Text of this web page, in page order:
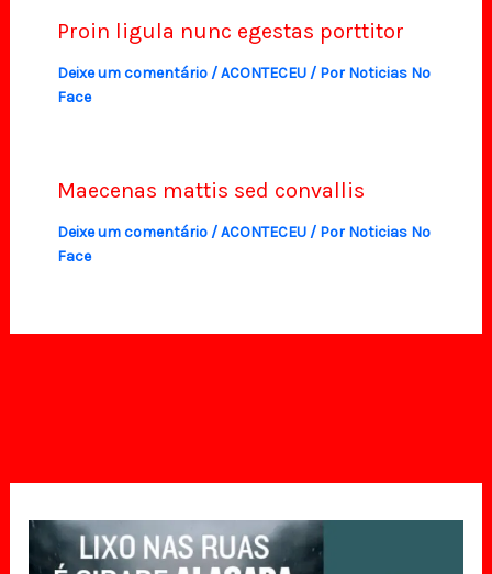
Proin ligula nunc egestas porttitor
Deixe um comentário /ACONTECEU/ Por Noticias No
Face
Maecenas mattis sed convallis
Deixe um comentário /ACONTECEU/ Por Noticias No
Face